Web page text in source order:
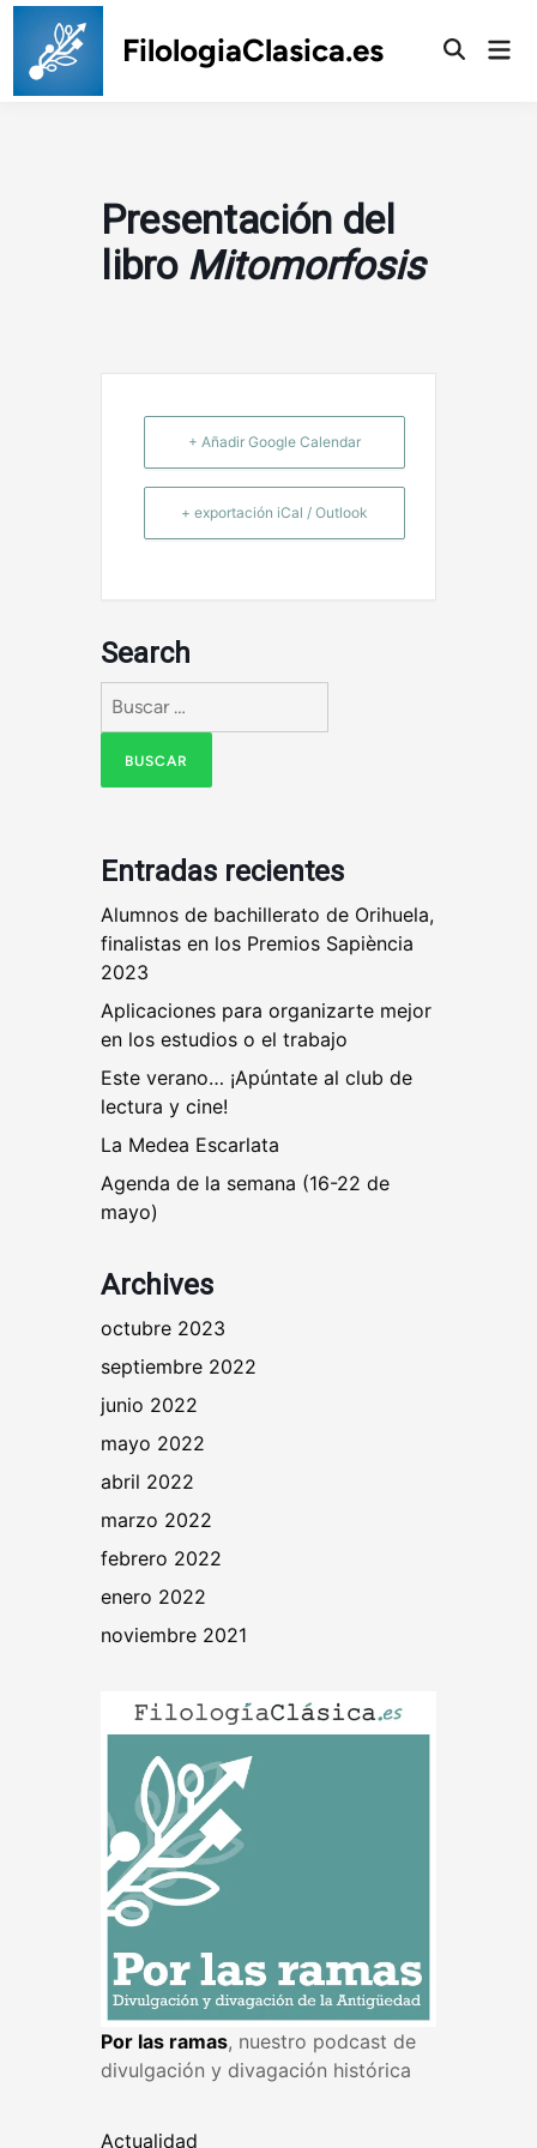
Saltar
contenido
FilologiaClasica.es
Presentación del
libro Mitomorfosis
+ Añadir Google Calendar
+ exportación iCal / Outlook
Search
Buscar:
Entradas recientes
Alumnos de bachillerato de Orihuela,
finalistas en los Premios Sapiència
2023
Aplicaciones para organizarte mejor
en los estudios o el trabajo
Este verano… ¡Apúntate al club de
lectura y cine!
La Medea Escarlata
Agenda de la semana (16-22 de
mayo)
Archives
octubre 2023
septiembre 2022
junio 2022
mayo 2022
abril 2022
marzo 2022
febrero 2022
enero 2022
noviembre 2021
Por las ramas, nuestro podcast de
divulgación y divagación histórica
Actualidad